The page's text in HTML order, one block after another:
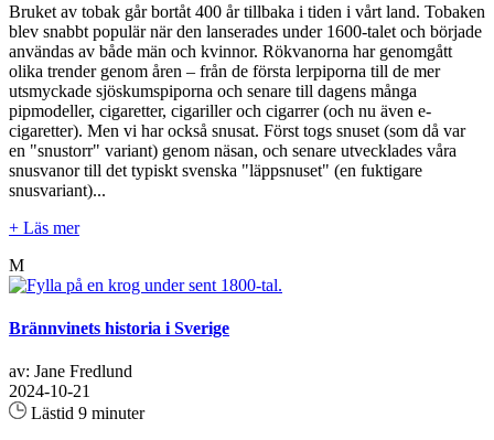
Bruket av tobak går bortåt 400 år tillbaka i tiden i vårt land. Tobaken
blev snabbt populär när den lanserades under 1600-talet och började
användas av både män och kvinnor. Rökvanorna har genomgått
olika trender genom åren – från de första lerpiporna till de mer
utsmyckade sjöskumspiporna och senare till dagens många
pipmodeller, cigaretter, cigariller och cigarrer (och nu även e-
cigaretter). Men vi har också snusat. Först togs snuset (som då var
en "snustorr" variant) genom näsan, och senare utvecklades våra
snusvanor till det typiskt svenska "läppsnuset" (en fuktigare
snusvariant)...
+ Läs mer
M
Brännvinets historia i Sverige
av: Jane Fredlund
2024-10-21
Lästid 9 minuter